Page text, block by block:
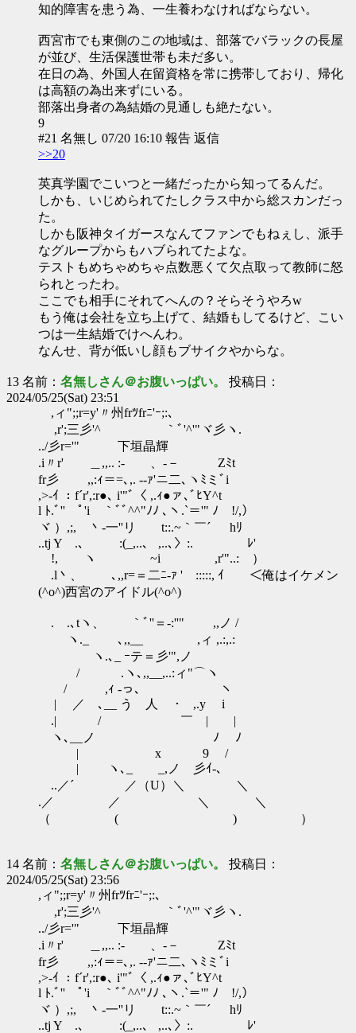
知的障害を患う為、一生養わなければならない。
西宮市でも東側のこの地域は、部落でバラックの長屋
が並び、生活保護世帯も未だ多い。
在日の為、外国人在留資格を常に携帯しており、帰化
は高額の為出来ずにいる。
部落出身者の為結婚の見通しも絶たない。
9
#21 名無し 07/20 16:10 報告 返信
>>20
英真学園でこいつと一緒だったから知ってるんだ。
しかも、いじめられてたしクラス中から総スカンだっ
た。
しかも阪神タイガースなんてファンでもねぇし、派手
なグループからもハブられてたよな。
テストもめちゃめちゃ点数悪くて欠点取って教師に怒
られとったわ。
ここでも相手にそれてへんの？そらそうやろw
もう俺は会社を立ち上げて、結婚もしてるけど、こい
つは一生結婚でけへんわ。
なんせ、背が低いし顔もブサイクやからな。
13 名前： 名無しさん＠お腹いっぱい。 投稿日：
2024/05/25(Sat) 23:51
,ィ";;r=y'〃州frﾂfrﾆ'ｰ;:､
,r';三彡'^ ｀ﾞ'^'"ヾ彡ヽ.
../彡r='" 下垣晶輝
.i〃r' ＿,,.. :- 、-－ Zﾐt
fr彡 ,,:ｨ＝=､,. -‐ｧ'ニ二､ヽﾐミﾞi
,>-ｲ ：f´r',:r●､ i'"ﾞ〈 ,.ｨ●ァ､ﾞﾋY^t
l ﾄ.ﾞ'' ﾟ'i ｀ﾞﾞ^^"ﾉﾉ ､ヽ.`＝'" ﾉ !/,）
ヾ ）,;, 丶-一''リ t::.~｀￣´ hﾘ
..tj Y .、 :(_,..、 ,..､〉:. ﾚ'
!, ヽ ~i ,r'"..: ）
.l丶、 ､,,r=＝二ﾆ-ｧ ' :::::, ｲ ＜俺はイケメン
(^o^)西宮のアイドル(^o^)
.ゝ.､tヽ、 ｀ﾞ''＝‐:''" ,,ノ /
ヽ._ ゝ ､,,__ ,ィ ,.:,.:
ヽ.､_ ｰテ＝彡'",ノ
/ .ヽ､,,__,..:ィ"⌒ヽ
/ ,ｨ -っ､ ヽ
| ／ ､__ う 人 ･ ,.y i
.| / ￣ | |
ヽ､__ノ ﾉ ﾉ
| x 9 /
| ヽ､_ _,ノ 彡ｲ‐､
..／´ ／（U）＼ ＼
.／ ／ ＼ ＼
（ ( ) ）
14 名前： 名無しさん＠お腹いっぱい。 投稿日：
2024/05/25(Sat) 23:56
,ィ";;r=y'〃州frﾂfrﾆ'ｰ;:､
,r';三彡'^ ｀ﾞ'^'"ヾ彡ヽ.
../彡r='" 下垣晶輝
.i〃r' ＿,,.. :- 、-－ Zﾐt
fr彡 ,,:ｨ＝=､,. -‐ｧ'ニ二､ヽﾐミﾞi
,>-ｲ ：f´r',:r●､ i'"ﾞ〈 ,.ｨ●ァ､ﾞﾋY^t
l ﾄ.ﾞ'' ﾟ'i ｀ﾞﾞ^^"ﾉﾉ ､ヽ.`＝'" ﾉ !/,）
ヾ ）,;, 丶-一''リ t::.~｀￣´ hﾘ
..tj Y .、 :(_,..、 ,..､〉:. ﾚ'